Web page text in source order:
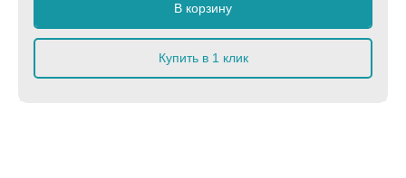
В корзину
Купить в 1 клик